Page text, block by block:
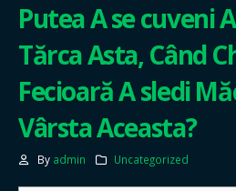
Putea A se cuveni
Tărca Asta, Când
Fecioară A sledi
Vârsta Aceasta?
By admin Uncategorized